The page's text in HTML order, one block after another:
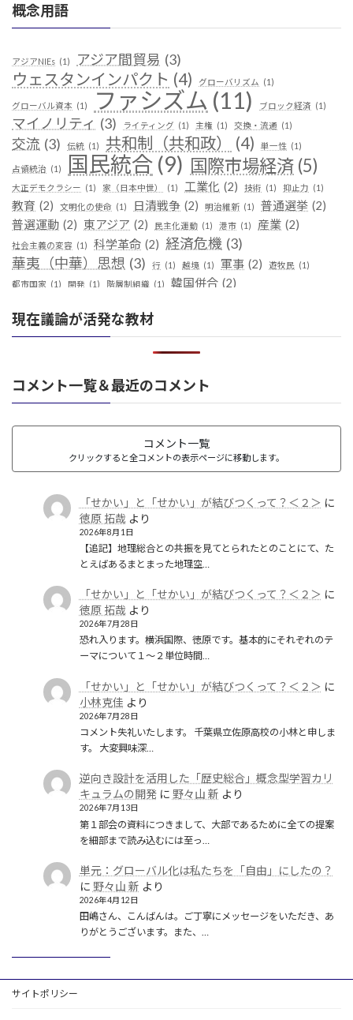
概念用語
アジアNIEs (1) アジア間貿易 (3)
ウェスタンインパクト (4) グローバリズム (1)
グローバル資本 (1) ファシズム (11) ブロック経済 (1)
マイノリティ (3) ライティング (1) 主権 (1) 交換・流通 (1)
交流 (3) 伝統 (1) 共和制（共和政） (4) 単一性 (1)
占領統治 (1) 国民統合 (9) 国際市場経済 (5)
大正デモクラシー (1) 家（日本中世） (1) 工業化 (2) 技術 (1) 抑止力 (1)
教育 (2) 文明化の使命 (1) 日清戦争 (2) 明治維新 (1) 普通選挙 (2)
普選運動 (2) 東アジア (2) 民主化運動 (1) 港市 (1) 産業 (2)
社会主義の変容 (1) 科学革命 (2) 経済危機 (3)
華夷（中華）思想 (3) 行 (1) 越境 (1) 軍事 (2) 遊牧民 (1)
都市国家 (1) 開発 (1) 階層制組織 (1) 韓国併合 (2)
現在議論が活発な教材
コメント一覧＆最近のコメント
コメント一覧
クリックすると全コメントの表示ページに移動します。
「せかい」と「せかい」が結びつくって？＜２＞ に
徳原 拓哉 より
2026年8月1日
【追記】地理総合との共振を見てとられたとのことにて、た
とえばあるまとまった地理空…
「せかい」と「せかい」が結びつくって？＜２＞ に
徳原 拓哉 より
2026年7月28日
恐れ入ります。横浜国際、徳原です。基本的にそれぞれのテ
ーマについて１〜２単位時間…
「せかい」と「せかい」が結びつくって？＜２＞ に
小林克佳 より
2026年7月28日
コメント失礼いたします。 千葉県立佐原高校の小林と申しま
す。 大変興味深…
逆向き設計を活用した「歴史総合」概念型学習カリ
キュラムの開発に 野々山 新 より
2026年7月13日
第１部会の資料につきまして、大部であるために全ての提案
を細部まで読み込むには至っ…
単元：グローバル化は私たちを「自由」にしたの？
に 野々山 新 より
2026年4月12日
田嶋さん、こんばんは。ご丁寧にメッセージをいただき、あ
りがとうございます。また、…
サイトポリシー